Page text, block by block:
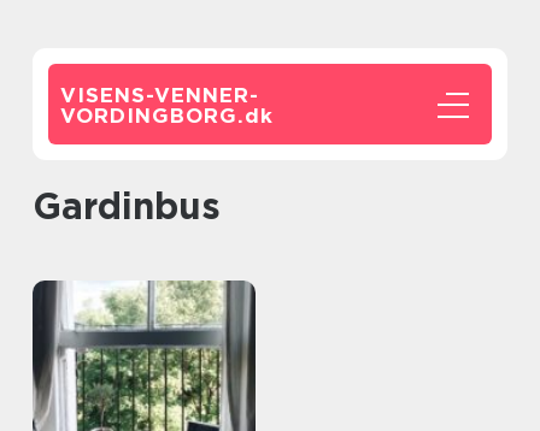
VISENS-VENNER-
VORDINGBORG.dk
gardinbus